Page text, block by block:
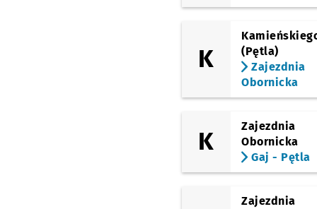
K
(Pętla)
Zajezdnia
Obornicka
K
Zajezdnia
Obornicka
Gaj - Pętla
Zajezdnia